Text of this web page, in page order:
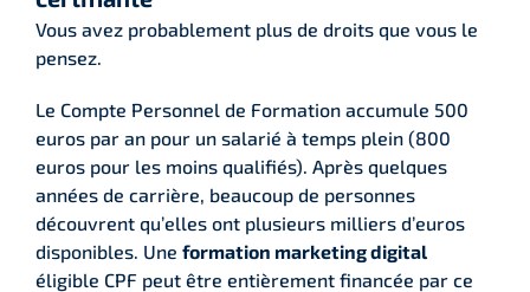
Vous avez probablement plus de droits que vous le
pensez.
Le Compte Personnel de Formation accumule 500
euros par an pour un salarié à temps plein (800
euros pour les moins qualifiés). Après quelques
années de carrière, beaucoup de personnes
découvrent qu’elles ont plusieurs milliers d’euros
disponibles. Une formation marketing digital
éligible CPF peut être entièrement financée par ce